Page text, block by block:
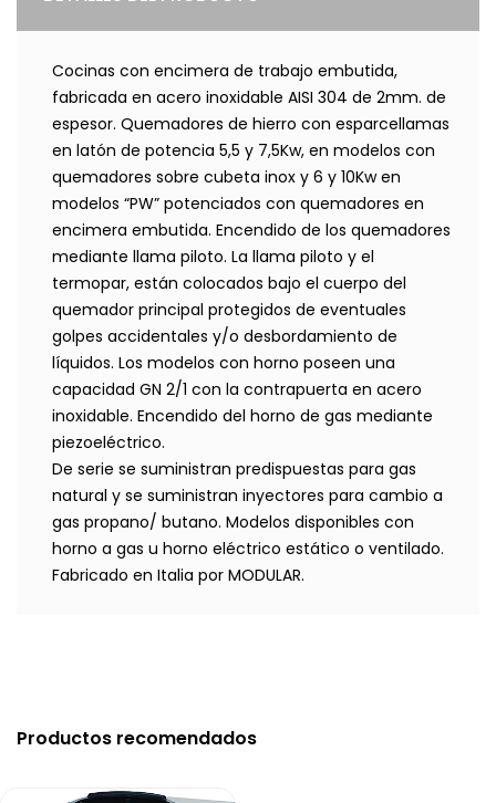
Cocinas con encimera de trabajo embutida,
fabricada en acero inoxidable AISI 304 de 2mm. de
espesor. Quemadores de hierro con esparcellamas
en latón de potencia 5,5 y 7,5Kw, en modelos con
quemadores sobre cubeta inox y 6 y 10Kw en
modelos “PW” potenciados con quemadores en
encimera embutida. Encendido de los quemadores
mediante llama piloto. La llama piloto y el
termopar, están colocados bajo el cuerpo del
quemador principal protegidos de eventuales
golpes accidentales y/o desbordamiento de
líquidos. Los modelos con horno poseen una
capacidad GN 2/1 con la contrapuerta en acero
inoxidable. Encendido del horno de gas mediante
piezoeléctrico.
De serie se suministran predispuestas para gas
natural y se suministran inyectores para cambio a
gas propano/ butano. Modelos disponibles con
horno a gas u horno eléctrico estático o ventilado.
Fabricado en Italia por MODULAR.
Productos recomendados